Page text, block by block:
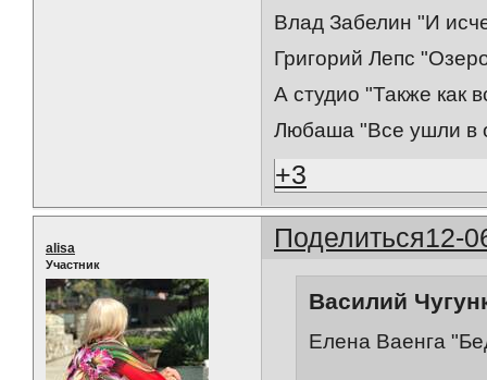
Влад Забелин "И
Григорий Лепс
А студио "Также как
Любаша "Все ушли в
+3
Поделиться12-
alisa
Участник
Василий
Елена Ваенга